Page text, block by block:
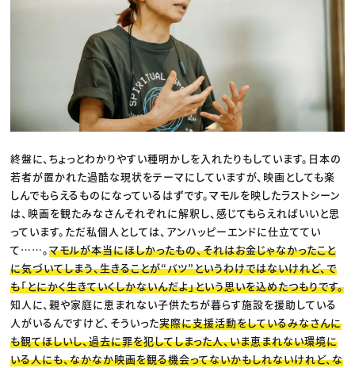
終盤に、ちょっとわかりやすい種明かしを入れたりもしています。日本の
若者が置かれた過酷な現状をテーマにしていますが、映画としても楽
しんでもらえるものになっているはずです。マモルを映したラストシーン
は、映画を観たみなさんそれぞれに解釈し、感じてもらえればいいと思
っています。ただ私個人としては、アンハッピーエンドに仕立ててい
て……。マモルが本当にほしかったもの、それはお金じゃなかったこと
に気づいてしまう、生きることが“バツ”というわけではないけれど、で
も「とにかく生きていくしかないんだよ」という思いを込めたつもりです。
知人に、親や家庭に恵まれない子供たちが暮らす施設を援助している
人がいるんですけど、そういった実際に支援活動をしているみなさんに
も観てほしいし、過去に罪を犯してしまった人、いま恵まれない環境に
いる人にも、なかなか映画を観る機会ってないかもしれないけれど、な